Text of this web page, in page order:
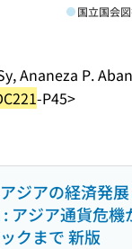
Ananeza P.
-P45>
国立国会
ジアの経済発
アジア通貨危機
クまで 新版